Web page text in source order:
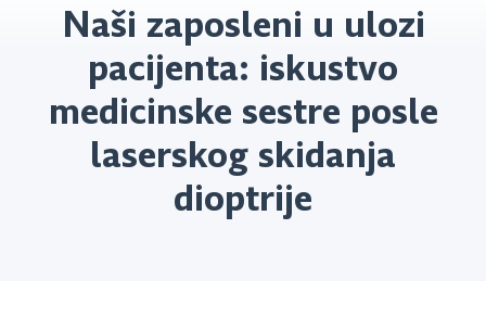
Naši zaposleni u ulozi
pacijenta: iskustvo
medicinske sestre posle
laserskog skidanja
dioptrije